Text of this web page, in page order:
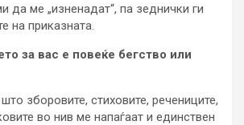
да ме „изненадат“, па зеднички ги
на приказната.
за вас е повеќе бегство или
зборовите, стиховите, речениците,
во нив ме напаѓаат и единствен